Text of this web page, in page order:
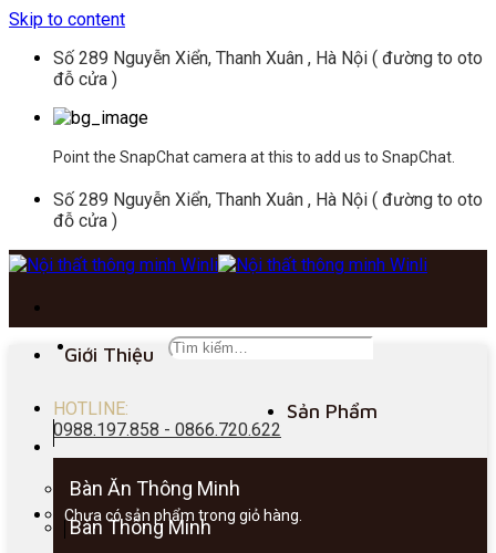
Skip to content
Số 289 Nguyễn Xiển, Thanh Xuân , Hà Nội ( đường to oto
đỗ cửa )
Point the SnapChat camera at this to add us to SnapChat.
Số 289 Nguyễn Xiển, Thanh Xuân , Hà Nội ( đường to oto
đỗ cửa )
HOTLINE:
0988.197.858 - 0866.720.622
Chưa có sản phẩm trong giỏ hàng.
Giới Thiệu
Sản Phẩm
Bàn Ăn Thông Minh
Bàn Thông Minh